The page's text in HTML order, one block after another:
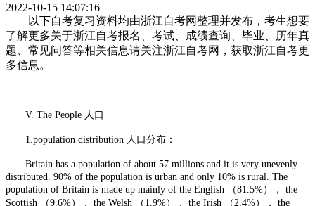
2022-10-15 14:07:16
以下自考复习资料均由浙江自考网整理并发布，考生想要
了解更多关于浙江自考报名、考试、成绩查询、毕业、历年真
题、常见问答等相关信息请关注浙江自考网，获取浙江自考更
多信息。
V. The People 人口
1.population distribution 人口分布：
Britain has a population of about 57 millions and it is very unevenly
distributed. 90% of the population is urban and only 10% is rural. The
population of Britain is made up mainly of the English （81.5%）， the
Scottish （9.6%）， the Welsh （1.9%）， the Irish （2.4%）， the